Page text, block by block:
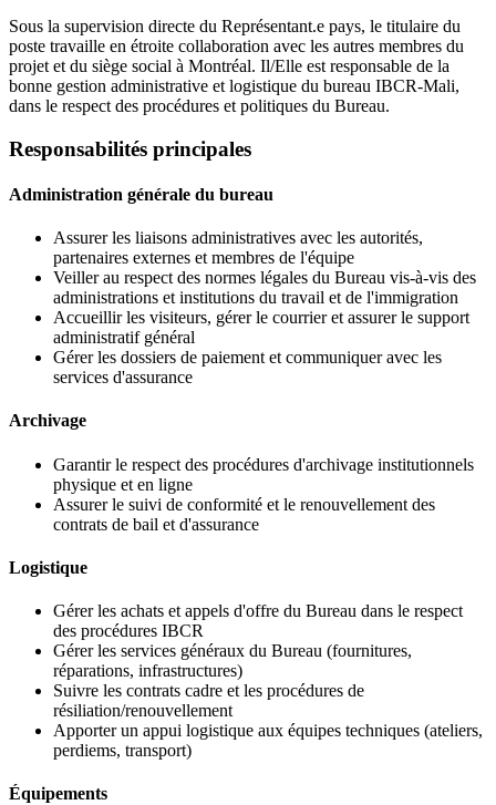
Sous la supervision directe du Représentant.e pays, le titulaire du
poste travaille en étroite collaboration avec les autres membres du
projet et du siège social à Montréal. Il/Elle est responsable de la
bonne gestion administrative et logistique du bureau IBCR-Mali,
dans le respect des procédures et politiques du Bureau.
Responsabilités principales
Administration générale du bureau
Assurer les liaisons administratives avec les autorités,
partenaires externes et membres de l'équipe
Veiller au respect des normes légales du Bureau vis-à-vis des
administrations et institutions du travail et de l'immigration
Accueillir les visiteurs, gérer le courrier et assurer le support
administratif général
Gérer les dossiers de paiement et communiquer avec les
services d'assurance
Archivage
Garantir le respect des procédures d'archivage institutionnels
physique et en ligne
Assurer le suivi de conformité et le renouvellement des
contrats de bail et d'assurance
Logistique
Gérer les achats et appels d'offre du Bureau dans le respect
des procédures IBCR
Gérer les services généraux du Bureau (fournitures,
réparations, infrastructures)
Suivre les contrats cadre et les procédures de
résiliation/renouvellement
Apporter un appui logistique aux équipes techniques (ateliers,
perdiems, transport)
Équipements